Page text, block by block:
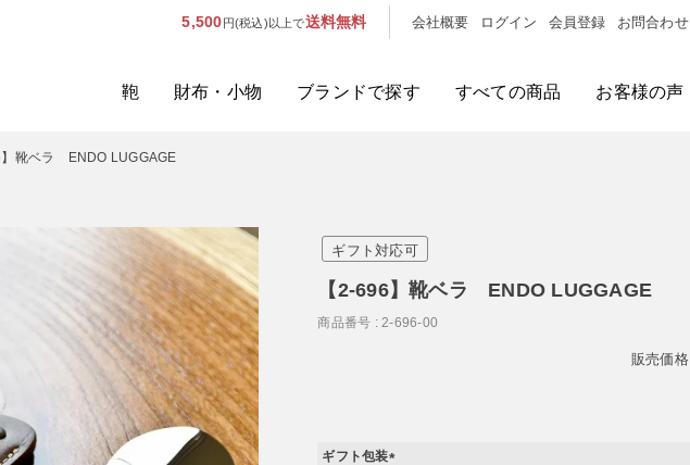
5,500円(税込)以上で送料無料 会社概要 ログイン 会員登録 お問合わせ
鞄 財布・小物 ブランドで探す すべての商品 お客様の声
ブランドから探す
】靴ベラ ENDO LUGGAGE
ギフト対応可
【2-696】靴ベラ ENDO LUGGAGE
商品番号 2-696-00
ギフト包装